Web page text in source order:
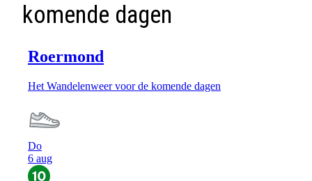
komende dagen